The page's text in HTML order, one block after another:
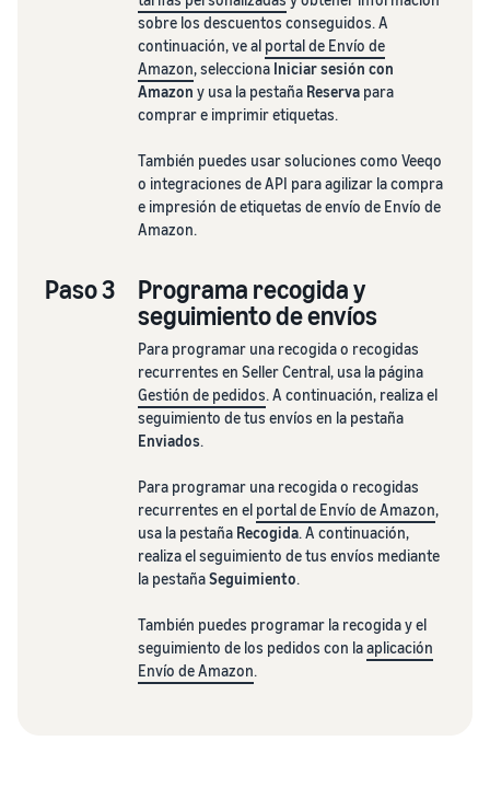
sobre los descuentos conseguidos. A
continuación, ve al portal de Envío de
Amazon, selecciona Iniciar sesión con
Amazon y usa la pestaña Reservapara
comprar e imprimir etiquetas.
También puedes usar soluciones como Veeqo
o integraciones de API para agilizar la compra
e impresión de etiquetas de envío de Envío de
Amazon.
Paso 3
Programa recogida y
seguimiento de envíos
Para programar una recogida o recogidas
recurrentes en Seller Central, usa la página
Gestión de pedidos. A continuación, realiza el
seguimiento de tus envíos en la pestaña
Enviados.
Para programar una recogida o recogidas
recurrentes en el portal de Envío de Amazon,
usa la pestaña Recogida. A continuación,
realiza el seguimiento de tus envíos mediante
la pestañaSeguimiento.
También puedes programar la recogida y el
seguimiento de los pedidos con laaplicación
Envío de Amazon.